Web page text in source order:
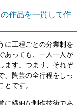
作品を一貫して作
に工程ごとの分業制を
あっても、一人一人が
ます。つまり、それぞ
、陶芸の全行程をしっ
とです。
に繊細な制作技術であ